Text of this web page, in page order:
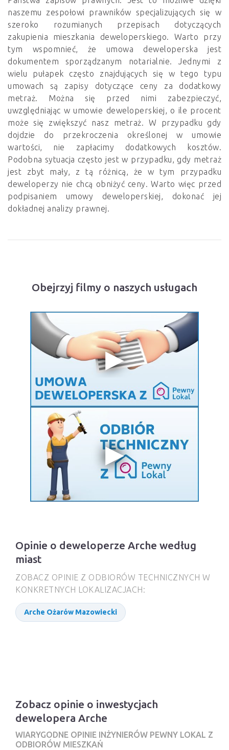
naszemu zespołowi prawników specjalizujących się w
szeroko rozumianych przepisach dotyczących
zakupienia mieszkania deweloperskiego. Warto przy
tym wspomnieć, że umowa deweloperska jest
dokumentem sporządzanym notarialnie. Jednymi z
wielu pułapek często znajdujących się w tego typu
umowach są zapisy dotyczące ceny za dodatkowy
metraż. Można się przed nimi zabezpieczyć,
uwzględniając w umowie deweloperskiej, o ile procent
może się zwiększyć nasz metraż. W przypadku gdy
dojdzie do przekroczenia określonej w umowie
wartości, nie zapłacimy dodatkowych kosztów.
Podobna sytuacja często jest w przypadku, gdy metraż
jest zbyt mały, z tą różnicą, że w tym przypadku
deweloperzy nie chcą obniżyć ceny. Warto więc przed
podpisaniem umowy deweloperskiej, dokonać jej
dokładnej analizy prawnej.
Obejrzyj filmy o naszych usługach
Opinie o deweloperze Arche według
miast
ZOBACZ OPINIE Z ODBIORÓW TECHNICZNYCH W
KONKRETNYCH LOKALIZACJACH:
Arche Ożarów Mazowiecki
Zobacz opinie o inwestycjach
dewelopera Arche
WIARYGODNE OPINIE INŻYNIERÓW PEWNY LOKAL Z
ODBIORÓW MIESZKAŃ